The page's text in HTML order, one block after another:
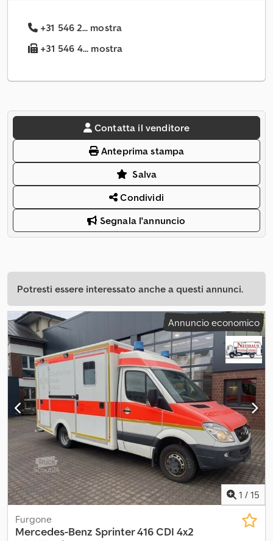
+31 546 2... mostra
+31 546 4... mostra
Contatta il venditore
Anteprima stampa
Salva
Condividi
Segnala l'annuncio
Potresti essere interessato anche a questi annunci.
Annuncio economico
1 / 15
Furgone
Mercedes-Benz Sprinter 416 CDI 4x2